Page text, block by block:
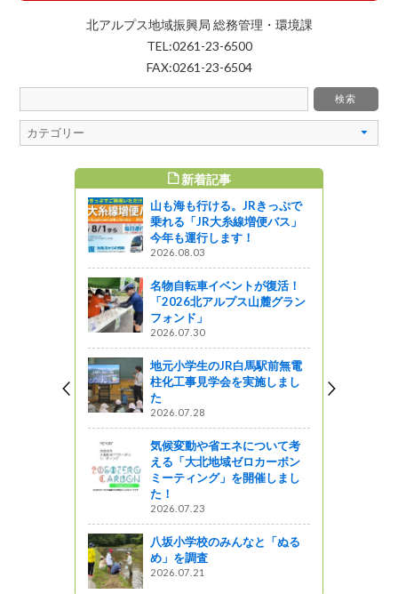
北アルプス地域振興局 総務管理・環境課
TEL:0261-23-6500
FAX:0261-23-6504
新着記事
山も海も行ける。JRきっぷで
乗れる「JR大糸線増便バス」
今年も運行します！
2026.08.03
名物自転車イベントが復活！
「2026北アルプス山麓グラン
フォンド」
2026.07.30
地元小学生のJR白馬駅前無電
柱化工事見学会を実施しまし
た
2026.07.28
気候変動や省エネについて考
える「大北地域ゼロカーボン
ミーティング」を開催しまし
た！
2026.07.23
八坂小学校のみんなと「ぬる
め」を調査
2026.07.21